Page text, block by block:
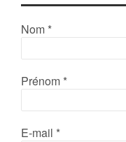
Nom *
Prénom *
E-mail *